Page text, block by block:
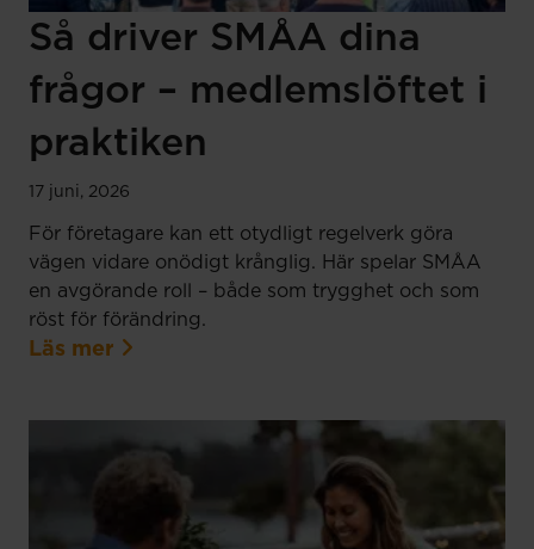
Så driver SMÅA dina
frågor – medlemslöftet i
praktiken
17 juni, 2026
För företagare kan ett otydligt regelverk göra
vägen vidare onödigt krånglig. Här spelar SMÅA
en avgörande roll – både som trygghet och som
röst för förändring.
Läs mer